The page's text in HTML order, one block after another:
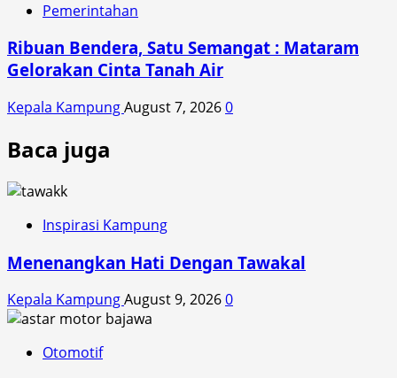
Pemerintahan
Ribuan Bendera, Satu Semangat : Mataram
Gelorakan Cinta Tanah Air
Kepala KampungAugust 7, 20260
Baca juga
Inspirasi Kampung
Menenangkan Hati Dengan Tawakal
Kepala KampungAugust 9, 20260
Otomotif